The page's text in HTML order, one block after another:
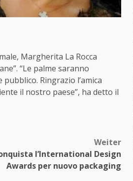
Margherita La Rocca
“Le palme saranno
Ringrazio l’amica
il nostro paese”, ha detto il
Weiter
l’International Design
Awards per nuovo packaging